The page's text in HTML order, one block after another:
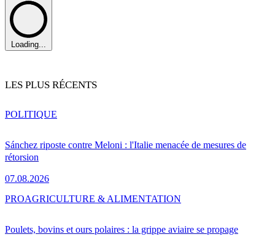
Loading...
LES PLUS RÉCENTS
Sánchez riposte contre Meloni : l'Italie menacée de mesures de
rétorsion
07.08.2026
POLITIQUE
Poulets, bovins et ours polaires : la grippe aviaire se propage
PROAGRICULTURE & ALIMENTATION